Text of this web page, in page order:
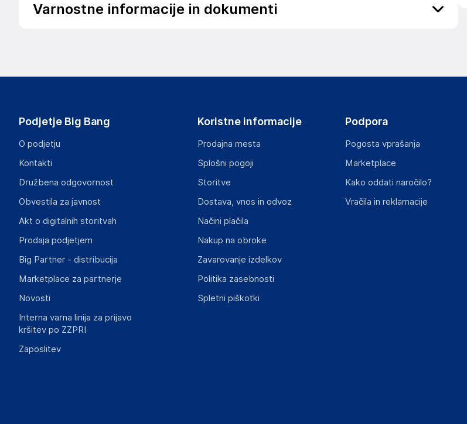
Varnostne informacije in dokumenti
info@haloorodje.si
Gospodarski subjekt s sedežem v EU, ki zagotavlja skladnost izdelka z zahtevanimi predpisi.
Na žago 32, 8351 Straža
Slovenija
Podjetje Big Bang
O podjetju
Kontakti
Družbena odgovornost
Obvestila za javnost
Akt o digitalnih storitvah
Prodaja podjetjem
Big Partner - distribucija
Marketplace za partnerje
Novosti
Interna varna linija za prijavo
kršitev po ZZPRI
Zaposlitev
Koristne informacije
Prodajna mesta
Splošni pogoji
Storitve
Dostava, vnos in odvoz
Načini plačila
Nakup na obroke
Zavarovanje izdelkov
Politika zasebnosti
Spletni piškotki
Podpora
Pogosta vprašanja
Marketplace
Kako oddati naročilo?
Vračila in reklamacije